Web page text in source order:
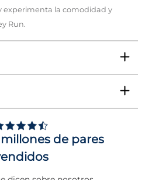
experimenta la comodidad y
Run.
Mujer
DE 0 A 4 cms
de pares